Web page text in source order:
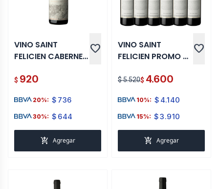
VINO SAINT
FELICIEN CABERNET
favorite
$ 920
20%: $ 736
30%: $ 644
add_shopping_cart Agregar
VINO SAINT
FELICIEN PROMO X
favorite
$ 5.520$ 4.600
10%: $ 4.140
15%: $3.910
add_shopping_cart Agregar